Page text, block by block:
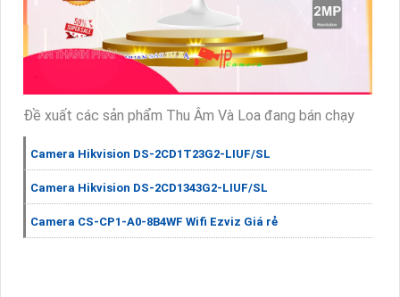
Đề xuất các sản phẩm Thu Âm Và Loa đang bán chạy
Camera Hikvision DS-2CD1T23G2-LIUF/SL
Camera Hikvision DS-2CD1343G2-LIUF/SL
Camera CS-CP1-A0-8B4WF Wifi Ezviz Giá rẻ